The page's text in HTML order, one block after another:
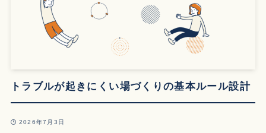
トラブルが起きにくい場づくりの基本ルール設計
2026年7月3日